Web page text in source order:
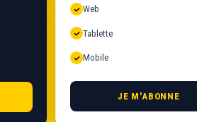
Web
Tablette
Mobile
JE M'ABONNE